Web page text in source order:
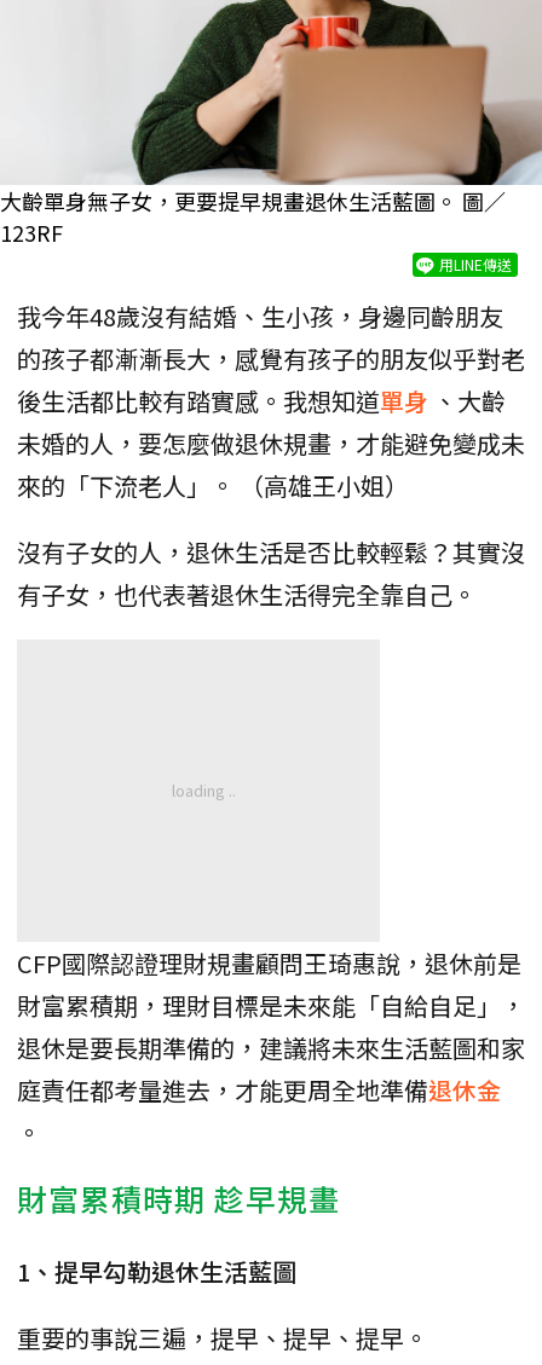
大齡單身無子女，更要提早規畫退休生活藍圖。 圖／
123RF
用LINE傳送
我今年48歲沒有結婚、生小孩，身邊同齡朋友
的孩子都漸漸長大，感覺有孩子的朋友似乎對老
後生活都比較有踏實感。我想知道單身 、大齡
未婚的人，要怎麼做退休規畫，才能避免變成未
來的「下流老人」。 （高雄王小姐）
沒有子女的人，退休生活是否比較輕鬆？其實沒
有子女，也代表著退休生活得完全靠自己。
CFP國際認證理財規畫顧問王琦惠說，退休前是
財富累積期，理財目標是未來能「自給自足」，
退休是要長期準備的，建議將未來生活藍圖和家
庭責任都考量進去，才能更周全地準備退休金
。
財富累積時期 趁早規畫
1、提早勾勒退休生活藍圖
重要的事說三遍，提早、提早、提早。